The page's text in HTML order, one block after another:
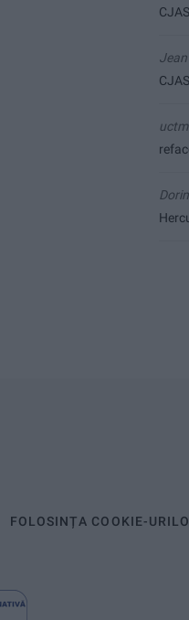
Jean
uctm
Dorin
FOLOSINȚA COOKIE-